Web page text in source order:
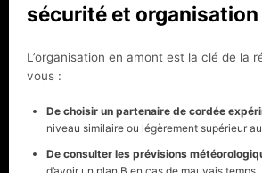
sécurité et
L’organisation en amont est la clé de la
vous :
De choisir un partenaire de cordée
niveau similaire ou légèrement supérieur
De consulter les prévisions